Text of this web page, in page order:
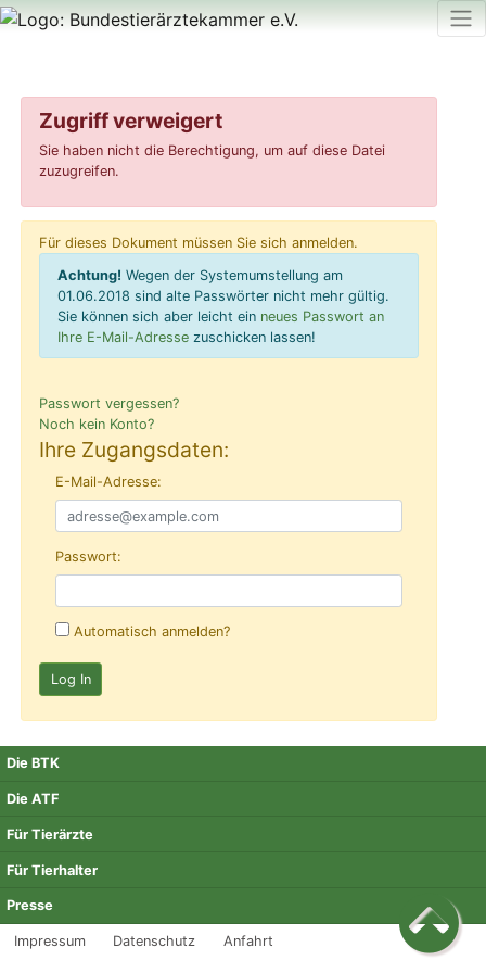
Zugriff verweigert
Sie haben nicht die Berechtigung, um auf diese Datei
zuzugreifen.
Für dieses Dokument müssen Sie sich anmelden.
Achtung! Wegen der Systemumstellung am
01.06.2018 sind alte Passwörter nicht mehr gültig.
Sie können sich aber leicht ein neues Passwort an
Ihre E-Mail-Adresse zuschicken lassen!
Passwort vergessen?
Noch kein Konto?
Ihre Zugangsdaten:
E-Mail-Adresse:
Passwort:
Automatisch anmelden?
Die BTK
Die ATF
Für Tierärzte
Für Tierhalter
Presse
Impressum Datenschutz Anfahrt